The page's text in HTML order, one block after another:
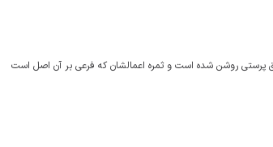
پرستی روشن شده است و ثمره اعمالشان که فرعی بر آن اصل است